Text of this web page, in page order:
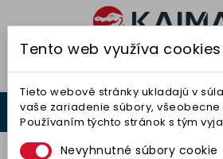

Tento web využíva cookies
Tieto webové stránky ukladajú v
vaše zariadenie súbory,
Používaním týchto stránok s tým
Nevyhnutné súbory cookie